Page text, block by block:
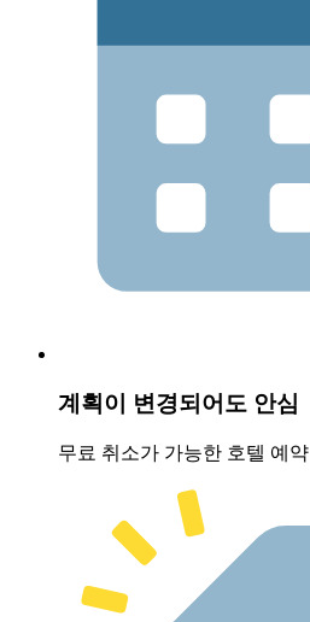
계획이 변경되어도 안심
무료 취소가 가능한 호텔 예약